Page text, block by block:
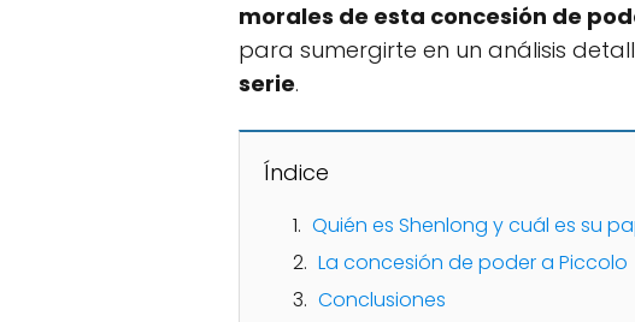
morales de esta concesión de
para sumergirte en un análisis
serie.
Índice
Quién es Shenlong y cuál es su
La concesión de poder a Piccolo
Conclusiones